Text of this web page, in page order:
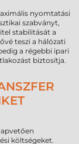
nyomtatási
szabványt,
stabilitását a
teszi a hálózati
a régebbi ipari
biztosítja.
költségeket.